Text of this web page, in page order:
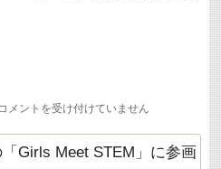
弓
コメントを受け付けていません
Girls Meet STEM」に参画